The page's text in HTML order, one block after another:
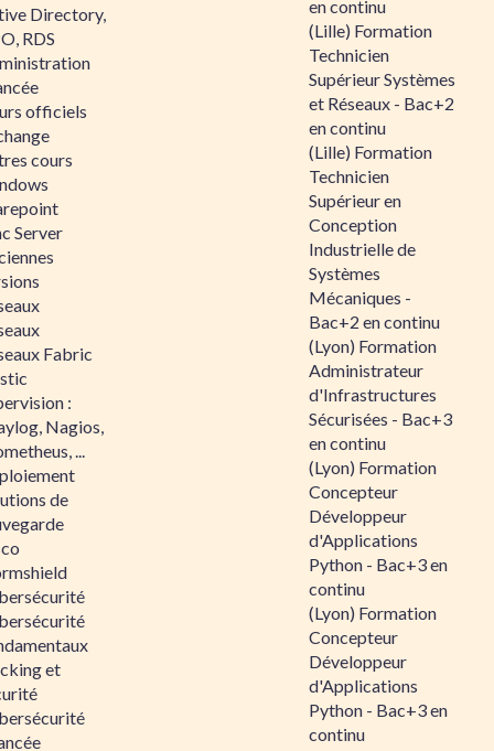
Directory,
RDS
officiels
cours
Server
Fabric
:
Nagios,
...
de
et
en continu
(Lille) Formation
Technicien
Supérieur Systèmes
et Réseaux - Bac+2
en continu
(Lille) Formation
Technicien
Supérieur en
Conception
Industrielle de
Systèmes
Mécaniques -
Bac+2 en continu
(Lyon) Formation
Administrateur
d'Infrastructures
Sécurisées - Bac+3
en continu
(Lyon) Formation
Concepteur
Développeur
d'Applications
Python - Bac+3 en
continu
(Lyon) Formation
Concepteur
Développeur
d'Applications
Python - Bac+3 en
continu